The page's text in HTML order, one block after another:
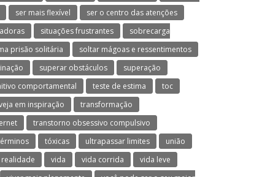
ser mais flexível
ser o centro das atenções
situações frustrantes
sobrecarga
prisão solitária
soltar mágoas e ressentimentos
superar obstáculos
superação
comportamental teste de estima
toc
em inspiração
transformação
transtorno obsessivo compulsivo
tóxicas ultrapassar limites
união
vida vida corrida
vida leve